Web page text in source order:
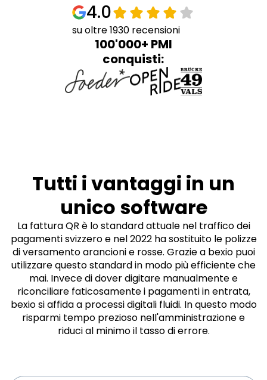
4.0
su oltre 1930 recensioni
100'000+ PMI
conquisti:
Tutti i vantaggi in un
unico software
La fattura QR è lo standard attuale nel traffico dei
pagamenti svizzero e nel 2022 ha sostituito le polizze
di versamento arancioni e rosse. Grazie a bexio puoi
utilizzare questo standard in modo più efficiente che
mai. Invece di dover digitare manualmente e
riconciliare faticosamente i pagamenti in entrata,
bexio si affida a processi digitali fluidi. In questo modo
risparmi tempo prezioso nell'amministrazione e
riduci al minimo il tasso di errore.